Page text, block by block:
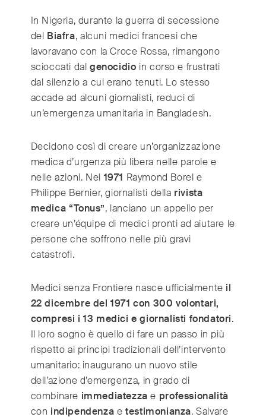
In Nigeria, durante la guerra di secessione
del Biafra, alcuni medici francesi che
lavoravano con la Croce Rossa, rimangono
scioccati dalgenocidio in corso e frustrati
dal silenzio a cui erano tenuti. Lo stesso
accade ad alcuni giornalisti, reduci di
un’emergenza umanitaria in Bangladesh.
Decidono così di creare un’organizzazione
medica d’urgenza più libera nelle parole e
nelle azioni. Nel 1971 Raymond Borel e
Philippe Bernier, giornalisti della rivista
medica “Tonus”, lanciano un appello per
creare un’équipe di medici pronti ad aiutare le
persone che soffrono nelle più gravi
catastrofi.
Medici senza Frontiere nasce ufficialmente il
22 dicembre del 1971 con 300 volontari,
compresi i 13 medici e giornalisti fondatori.
Il loro sogno è quello di fare un passo in più
rispetto ai principi tradizionali dell’intervento
umanitario: inaugurano un nuovo stile
dell’azione d’emergenza, in grado di
combinare immediatezza e professionalità
con indipendenza etestimonianza. Salvare
South Africa (English)
South East Asia
South Korea (한국어)
Spain (Español)
Sweden (Svenska)
Switzerland (Deutsch/Français)
United Kingdom (English)
United Arab Emirates
United States (English)